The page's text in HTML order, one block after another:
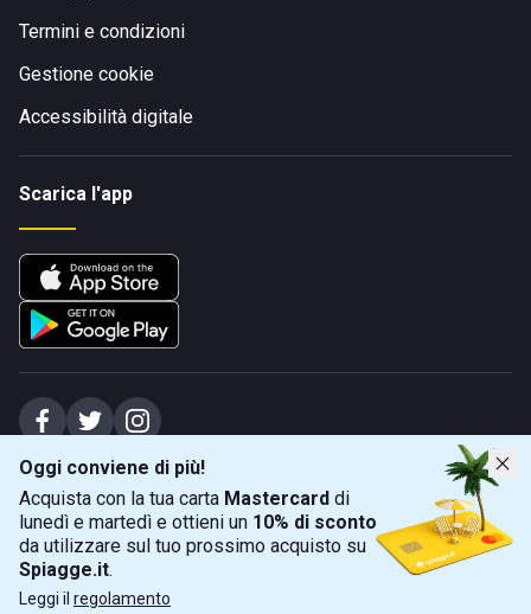
Oggi conviene di più!
Acquista con la tua carta Mastercard di
lunedì e martedì e ottieni un 10% di sconto
da utilizzare sul tuo prossimo acquisto su
Spiagge.it.
Leggi il regolamento
Termini e condizioni
Gestione cookie
Accessibilità digitale
Scarica l'app
Spiagge Srl - Sede legale: Via Marecchiese 48, 47923 Rimini (RN), IT -
capitale sociale Euro 31245,57 - Iscritta al registro delle imprese di Rimini
Sede operativa: Via Flaminia 180, 47924 Rimini (RN), IT
+39 0541 772375
info@spiagge.it - p.i./c.f. 04536640404
© 2026 Spiagge Srl. Tutti i diritti riservati.